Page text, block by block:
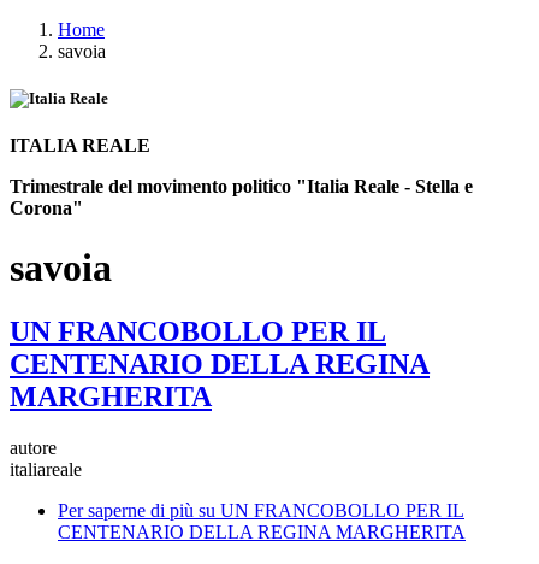
Home
savoia
ITALIA REALE
Trimestrale del movimento politico "Italia Reale - Stella e
Corona"
savoia
UN FRANCOBOLLO PER IL
CENTENARIO DELLA REGINA
MARGHERITA
autore
italiareale
Per saperne di più su UN FRANCOBOLLO PER IL
CENTENARIO DELLA REGINA MARGHERITA